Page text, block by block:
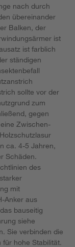
nach durch
übereinander
Balken, der
ist
ist farblich
ständigen
sollte vor der
zum
gegen
Zwischen-
ca. 4-5 Jahren,
Schäden.
des
mit
Anker aus
bauseitig
siehe
Sie verbinden die
hohe Stabilität.